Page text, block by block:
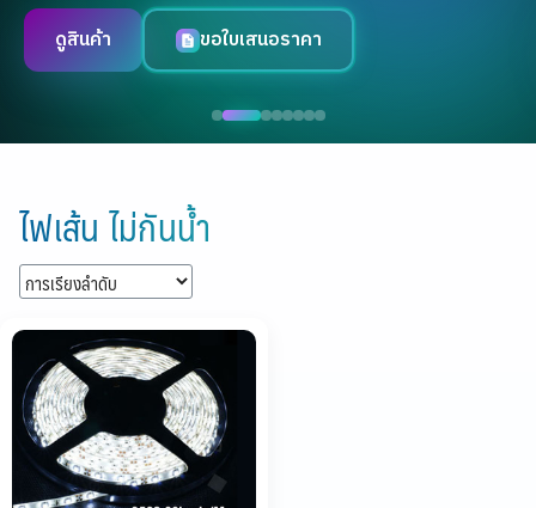
ดูสินค้า
กดสั่งซื้อเลย
content
ไฟเส้น ไม่กันน้ำ